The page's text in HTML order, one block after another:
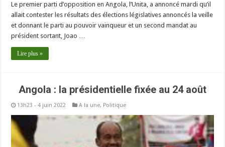
Le premier parti d’opposition en Angola, l’Unita, a annoncé mardi qu’il
allait contester les résultats des élections législatives annoncés la veille
et donnant le parti au pouvoir vainqueur et un second mandat au
président sortant, Joao …
Lire plus »
Angola : la présidentielle fixée au 24 août
13h23 - 4 juin 2022 A la une, Politique